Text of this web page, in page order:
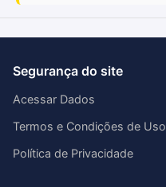
Segurança do site
Acessar Dados
Termos e Condições de Uso
Política de Privacidade